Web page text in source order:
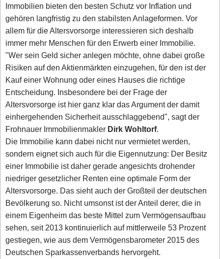
Immobilien bieten den besten Schutz vor Inflation und
gehören langfristig zu den stabilsten Anlageformen. Vor
allem für die Altersvorsorge interessieren sich deshalb
immer mehr Menschen für den Erwerb einer Immobilie.
"Wer sein Geld sicher anlegen möchte, ohne dabei große
Risiken auf den Aktienmärkten einzugehen, für den ist der
Kauf einer Wohnung oder eines Hauses die richtige
Entscheidung. Insbesondere bei der Frage der
Altersvorsorge ist hier ganz klar das Argument der damit
einhergehenden Sicherheit ausschlaggebend", sagt der
Frohnauer Immobilienmakler Dirk Wohltorf.
Die Immobilie kann dabei nicht nur vermietet werden,
sondern eignet sich auch für die Eigennutzung: Der Besitz
einer Immobilie ist daher gerade angesichts drohender
niedriger gesetzlicher Renten eine optimale Form der
Altersvorsorge. Das sieht auch der Großteil der deutschen
Bevölkerung so. Nicht umsonst ist der Anteil derer, die in
einem Eigenheim das beste Mittel zum Vermögensaufbau
sehen, seit 2013 kontinuierlich auf mittlerweile 53 Prozent
gestiegen, wie aus dem Vermögensbarometer 2015 des
Deutschen Sparkassenverbands hervorgeht.